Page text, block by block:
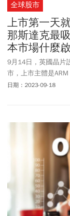
全球股市
上市第一天
那斯達克最
本市場什麼
9月14日，英國晶片
市，上市主體是
Global Select（那斯
日期：2023-09-18